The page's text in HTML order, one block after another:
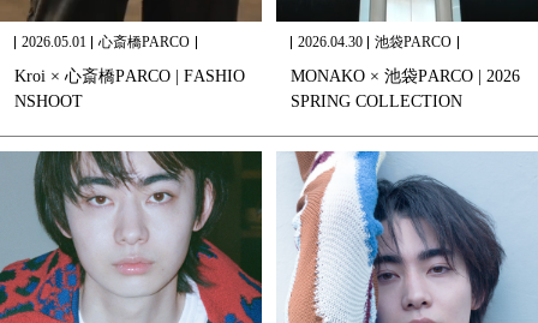
2026.05.01 心斎橋PARCO
Kroi × 心斎橋PARCO | FASHIO
NSHOOT
2026.04.30 池袋PARCO
MONAKO × 池袋PARCO | 2026
SPRING COLLECTION